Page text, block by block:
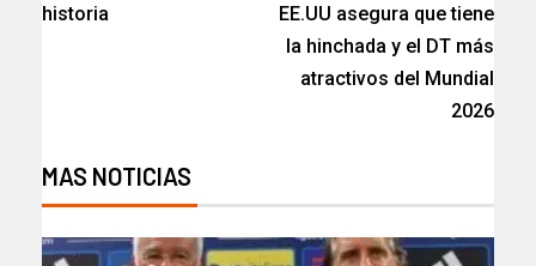
historia
EE.UU asegura que tiene
la hinchada y el DT más
atractivos del Mundial
2026
MAS NOTICIAS